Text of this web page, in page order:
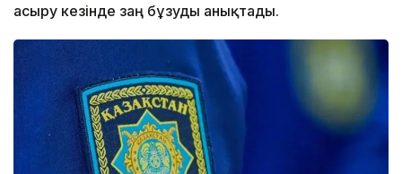
асыру кезінде заң бұзуды анықтады.